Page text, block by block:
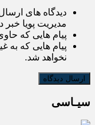
دیدگاه های
مدیریت پویا
پیام هایی که
پیام هایی که به
نخواهد شد.
سیـاسی